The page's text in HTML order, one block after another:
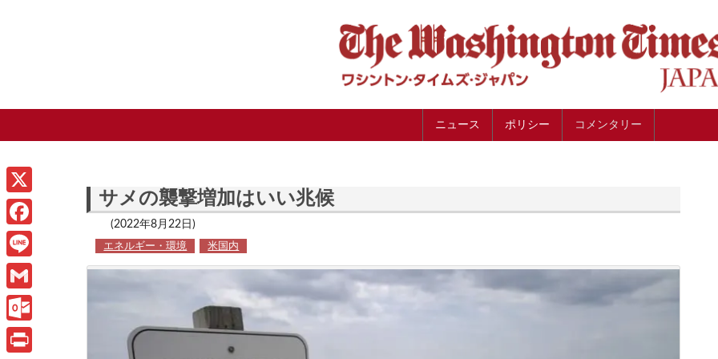
ニュース ポリシー コメンタリー
サメの襲撃増加はいい兆候
(2022年8月22日)
エネルギー・環境 米国内
X
F
a
c
e
b
L
i
n
e
G
m
a
O